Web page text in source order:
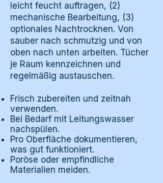
leicht feucht auftragen, (2)
mechanische Bearbeitung, (3)
optionales Nachtrocknen. Von
sauber nach schmutzig und von
oben nach unten arbeiten. Tücher
je Raum kennzeichnen und
regelmäßig austauschen.
Frisch zubereiten und zeitnah
verwenden.
Bei Bedarf mit Leitungswasser
nachspülen.
Pro Oberfläche dokumentieren,
was gut funktioniert.
Poröse oder empfindliche
Materialien meiden.